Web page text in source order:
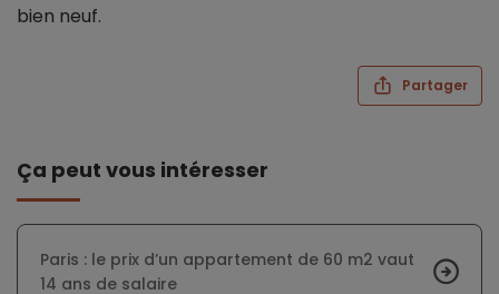
bien neuf.
Partager
Ça peut vous intéresser
Paris : le prix d’un appartement de 60 m2 vaut
14 ans de salaire